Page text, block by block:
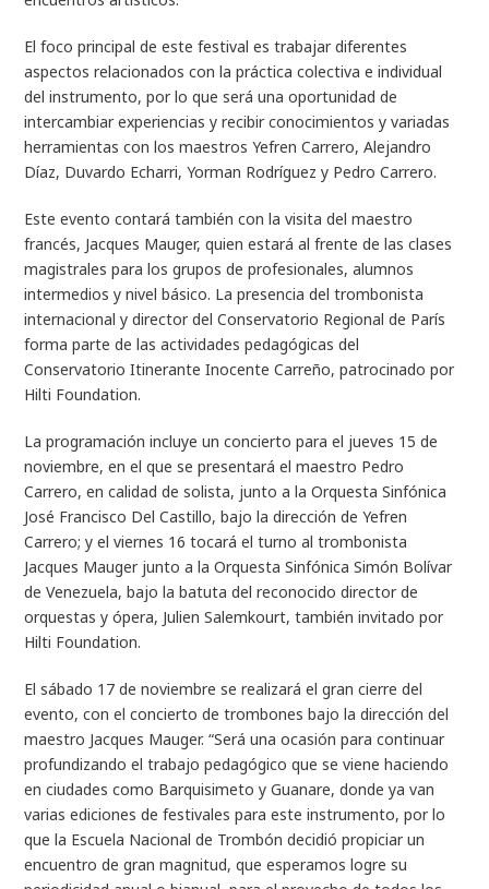
El foco principal de este festival es trabajar diferentes
aspectos relacionados con la práctica colectiva e individual
del instrumento, por lo que será una oportunidad de
intercambiar experiencias y recibir conocimientos y variadas
herramientas con los maestros Yefren Carrero, Alejandro
Díaz, Duvardo Echarri, Yorman Rodríguez y Pedro Carrero.
Este evento contará también con la visita del maestro
francés, Jacques Mauger, quien estará al frente de las clases
magistrales para los grupos de profesionales, alumnos
intermedios y nivel básico. La presencia del trombonista
internacional y director del Conservatorio Regional de París
forma parte de las actividades pedagógicas del
Conservatorio Itinerante Inocente Carreño, patrocinado por
Hilti Foundation.
La programación incluye un concierto para el jueves 15 de
noviembre, en el que se presentará el maestro Pedro
Carrero, en calidad de solista, junto a la Orquesta Sinfónica
José Francisco Del Castillo, bajo la dirección de Yefren
Carrero; y el viernes 16 tocará el turno al trombonista
Jacques Mauger junto a la Orquesta Sinfónica Simón Bolívar
de Venezuela, bajo la batuta del reconocido director de
orquestas y ópera, Julien Salemkourt, también invitado por
Hilti Foundation.
El sábado 17 de noviembre se realizará el gran cierre del
evento, con el concierto de trombones bajo la dirección del
maestro Jacques Mauger. “Será una ocasión para continuar
profundizando el trabajo pedagógico que se viene haciendo
en ciudades como Barquisimeto y Guanare, donde ya van
varias ediciones de festivales para este instrumento, por lo
que la Escuela Nacional de Trombón decidió propiciar un
encuentro de gran magnitud, que esperamos logre su